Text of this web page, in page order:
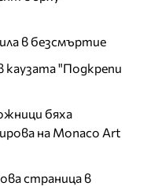
в безсмъртие
каузата "Подкрепи
бяха
на Monaco Art
страница в